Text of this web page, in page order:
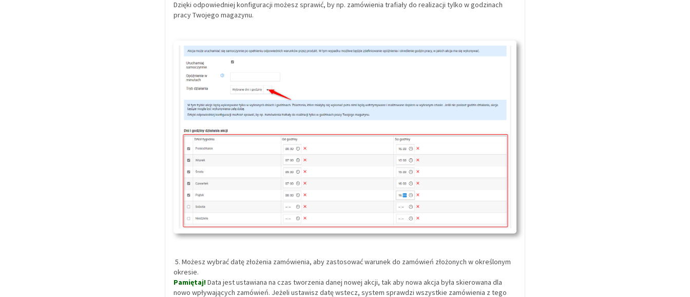
Dzięki odpowiedniej konfiguracji możesz sprawić, by np. zamówienia trafiały do realizacji tylko w godzinach
pracy Twojego magazynu.
5. Możesz wybrać datę złożenia zamówienia, aby zastosować warunek do zamówień złożonych w określonym
okresie.
Pamiętaj!Data jest ustawiana na czas tworzenia danej nowej akcji, tak aby nowa akcja była skierowana dla
nowo wpływających zamówień. Jeżeli ustawisz datę wstecz, system sprawdzi wszystkie zamówienia z tego